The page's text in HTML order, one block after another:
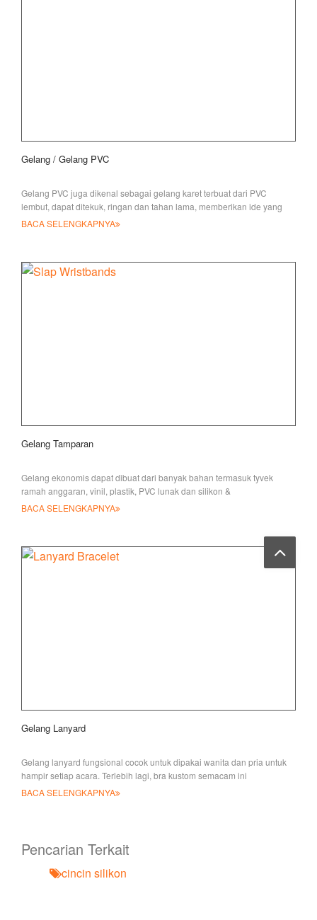
Gelang / Gelang PVC
Gelang PVC juga dikenal sebagai gelang karet terbuat dari PVC
lembut, dapat ditekuk, ringan dan tahan lama, memberikan ide yang
mudah
BACA SELENGKAPNYA
Gelang Tamparan
Gelang ekonomis dapat dibuat dari banyak bahan termasuk tyvek
ramah anggaran, vinil, plastik, PVC lunak dan silikon &
BACA SELENGKAPNYA
Gelang Lanyard
Gelang lanyard fungsional cocok untuk dipakai wanita dan pria untuk
hampir setiap acara. Terlebih lagi, bra kustom semacam ini
BACA SELENGKAPNYA
Pencarian Terkait
cincin silikon